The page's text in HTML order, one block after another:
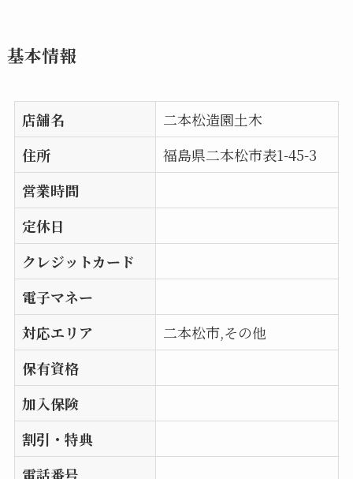
基本情報
店舗名
二本松造園土木
住所
福島県二本松市表1-45-3
営業時間
定休日
クレジットカード
電子マネー
対応エリア
二本松市,その他
保有資格
加入保険
割引・特典
電話番号